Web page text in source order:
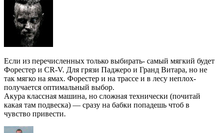
Если из перечисленных только выбирать- самый мягкий будет
Форестер и CR-V. Для грязи Паджеро и Гранд Витара, но не
так мягко на ямах. Форестер и на трассе и в лесу неплох-
получается оптимальный выбор.
Акура классная машина, но сложная технически (почитай
какая там подвеска) — сразу на бабки попадешь чтоб в
чувство привести.